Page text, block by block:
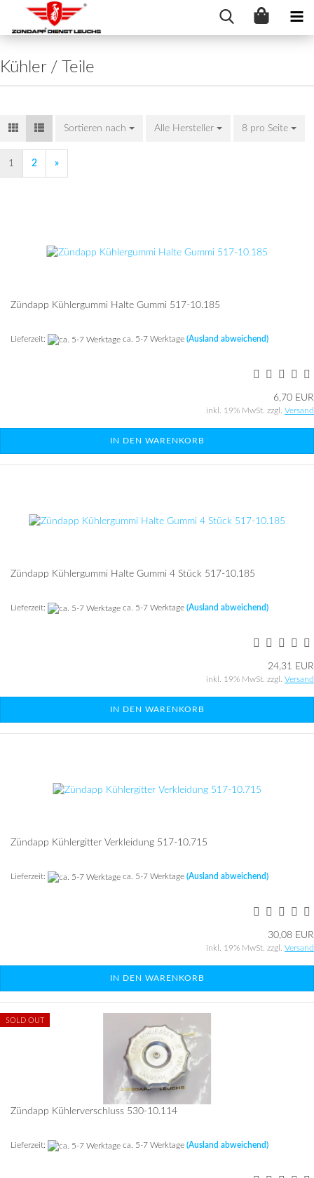
Kühler / Teile
Sortieren nach
Sortieren nach Alle Hersteller 8 pro Seite
pro Seite
1 2 »
Zünd­app Küh­l­er­gum­mi Halte Gummi 517-​10.185
Lieferzeit: ca. 5-7 Werktage (Ausland abweichend)
6,70 EUR
inkl. 19% MwSt. zzgl. Versand
IN DEN WARENKORB
Zünd­app Küh­l­er­gum­mi Halte Gummi 4 Stück 517-​10.185
Lieferzeit: ca. 5-7 Werktage (Ausland abweichend)
24,31 EUR
inkl. 19% MwSt. zzgl. Versand
IN DEN WARENKORB
Zünd­app Küh­l­er­git­ter Ver­klei­dung 517-​10.715
Lieferzeit: ca. 5-7 Werktage (Ausland abweichend)
30,08 EUR
inkl. 19% MwSt. zzgl. Versand
IN DEN WARENKORB
SOLD OUT
Zünd­app Küh­ler­ver­schluss 530-​10.114
Lieferzeit: ca. 5-7 Werktage (Ausland abweichend)